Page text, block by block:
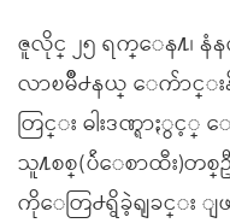
ဇူလိုင္ ၂၅ ရက္ေန႔၊ နံန
လာၿမိဳ႕နယ္ ေက်ာင္း
တြင္း ဓါးဒဏ္ရာ
သူ႔စစ္(ပ်ဴေစာထီး)တစ္
ကိုေတြ႕ရွိခဲ့ရျခင္း ျဖ